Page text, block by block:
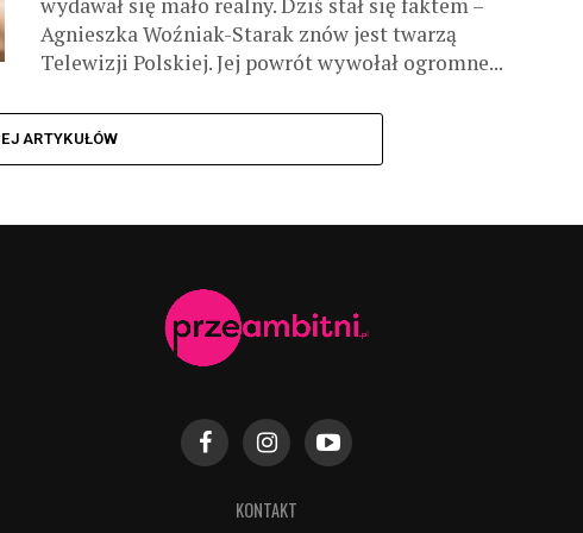
wydawał się mało realny. Dziś stał się faktem –
Agnieszka Woźniak-Starak znów jest twarzą
Telewizji Polskiej. Jej powrót wywołał ogromne...
ARTYKUŁÓW
KONTAKT